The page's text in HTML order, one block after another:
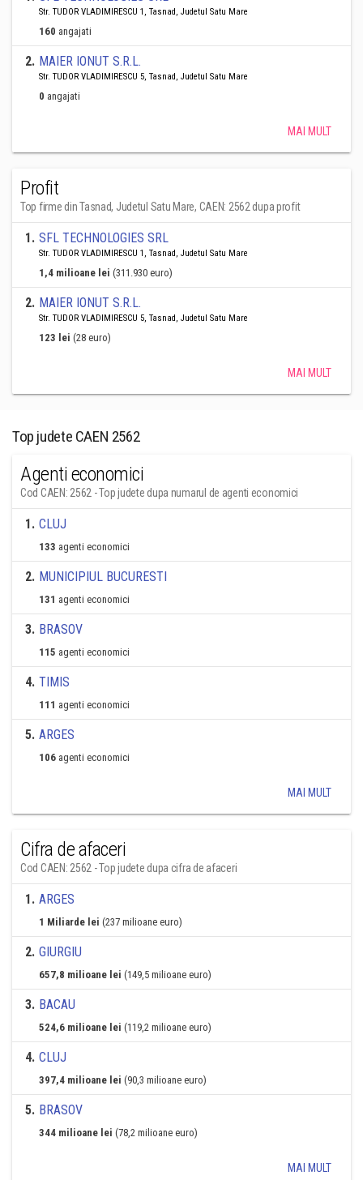
Str. TUDOR VLADIMIRESCU 1, Tasnad, Judetul Satu Mare
160 angajati
2. MAIER IONUT S.R.L.
Str. TUDOR VLADIMIRESCU 5, Tasnad, Judetul Satu Mare
0 angajati
MAI MULT
Profit
Top firme din Tasnad, Judetul Satu Mare, CAEN: 2562 dupa profit
1. SFL TECHNOLOGIES SRL
Str. TUDOR VLADIMIRESCU 1, Tasnad, Judetul Satu Mare
1,4 milioane lei (311.930 euro)
2. MAIER IONUT S.R.L.
Str. TUDOR VLADIMIRESCU 5, Tasnad, Judetul Satu Mare
123 lei (28 euro)
MAI MULT
Top judete CAEN 2562
Agenti economici
Cod CAEN: 2562 - Top judete dupa numarul de agenti economici
1. CLUJ
133 agenti economici
2. MUNICIPIUL BUCURESTI
131 agenti economici
3. BRASOV
115 agenti economici
4. TIMIS
111 agenti economici
5. ARGES
106 agenti economici
MAI MULT
Cifra de afaceri
Cod CAEN: 2562 - Top judete dupa cifra de afaceri
1. ARGES
1 Miliarde lei (237 milioane euro)
2. GIURGIU
657,8 milioane lei (149,5 milioane euro)
3. BACAU
524,6 milioane lei (119,2 milioane euro)
4. CLUJ
397,4 milioane lei (90,3 milioane euro)
5. BRASOV
344 milioane lei (78,2 milioane euro)
MAI MULT